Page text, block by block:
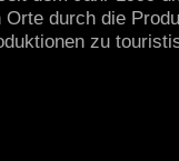
durch die
zu